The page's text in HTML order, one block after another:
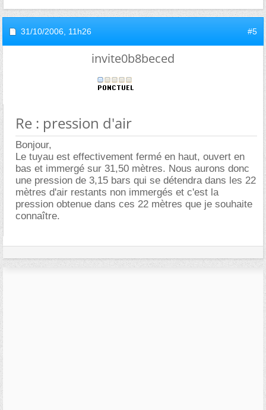
31/10/2006, 11h26 #5
invite0b8beced
Re : pression d'air
Bonjour,
Le tuyau est effectivement fermé en haut, ouvert en
bas et immergé sur 31,50 mètres. Nous aurons donc
une pression de 3,15 bars qui se détendra dans les 22
mètres d'air restants non immergés et c'est la
pression obtenue dans ces 22 mètres que je souhaite
connaître.